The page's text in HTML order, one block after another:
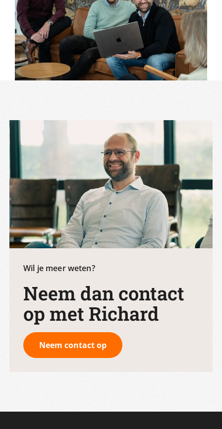
Wil je meer weten?
Neem dan contact
op met Richard
Neem contact op